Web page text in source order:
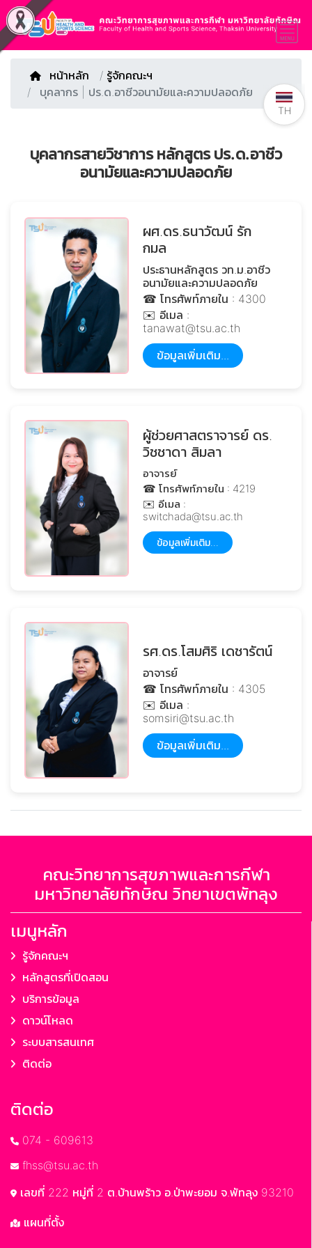
หน้าหลัก / รู้จักคณะฯ
บุคลากร | ปร.ด.อาชีวอนามัยและความปลอดภัย
บุคลากรสายวิชาการ หลักสูตร ปร.ด.อาชีว
อนามัยและความปลอดภัย
ผศ.ดร.ธนาวัฒน์ รัก
กมล
ประธานหลักสูตร วท.ม.อาชีว
อนามัยและความปลอดภัย
☎ โทรศัพท์ภายใน : 4300
✉️ อีเมล :
tanawat@tsu.ac.th
ข้อมูลเพิ่มเติม...
ผู้ช่วยศาสตราจารย์ ดร.
วิชชาดา สิมลา
อาจารย์
☎ โทรศัพท์ภายใน : 4219
✉️ อีเมล :
switchada@tsu.ac.th
ข้อมูลเพิ่มเติม...
รศ.ดร.โสมศิริ เดชารัตน์
อาจารย์
☎ โทรศัพท์ภายใน : 4305
✉️ อีเมล :
somsiri@tsu.ac.th
ข้อมูลเพิ่มเติม...
คณะวิทยาการสุขภาพและการกีฬา
มหาวิทยาลัยทักษิณ วิทยาเขตพัทลุง
เมนูหลัก
รู้จักคณะฯ
หลักสูตรที่เปิดสอน
บริการข้อมูล
ดาวน์โหลด
ระบบสารสนเทศ
ติดต่อ
ติดต่อ
074 - 609613
fhss@tsu.ac.th
เลขที่ 222 หมู่ที่ 2 ต.บ้านพร้าว อ.ป่าพะยอม จ.พัทลุง 93210
แผนที่ตั้ง
TH